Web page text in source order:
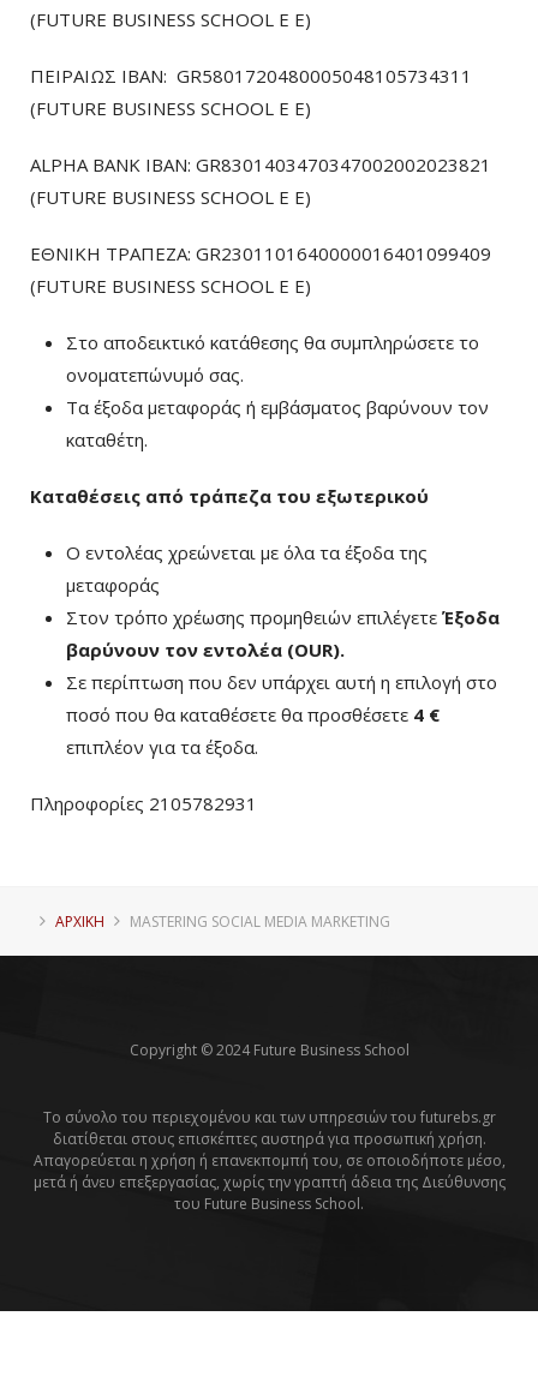
(FUTURE BUSINESS SCHOOL E E)
ΠΕΙΡΑΙΩΣ ΙΒΑΝ: GR5801720480005048105734311
(FUTURE BUSINESS SCHOOL E E)
ALPHA BANK IBAN: GR8301403470347002002023821
(FUTURE BUSINESS SCHOOL E E)
ΕΘΝΙΚΗ ΤΡΑΠΕΖΑ: GR2301101640000016401099409
(FUTURE BUSINESS SCHOOL E E)
Στο αποδεικτικό κατάθεσης θα συμπληρώσετε το
ονοματεπώνυμό σας.
Τα έξοδα μεταφοράς ή εμβάσματος βαρύνουν τον
καταθέτη.
Καταθέσεις από τράπεζα του εξωτερικού
Ο εντολέας χρεώνεται με όλα τα έξοδα της
μεταφοράς
Στον τρόπο χρέωσης προμηθειών επιλέγετε Έξοδα
βαρύνουν τον εντολέα (ΟUR).
Σε περίπτωση που δεν υπάρχει αυτή η επιλογή στο
ποσό που θα καταθέσετε θα προσθέσετε 4 €
επιπλέον για τα έξοδα.
Πληροφορίες 2105782931
ΑΡΧΙΚΗ MASTERING SOCIAL MEDIA MARKETING
Copyright © 2024 Future Business School
Το σύνολο του περιεχομένου και των υπηρεσιών του futurebs.gr
διατίθεται στους επισκέπτες αυστηρά για προσωπική χρήση.
Απαγορεύεται η χρήση ή επανεκπομπή του, σε οποιοδήποτε μέσο,
μετά ή άνευ επεξεργασίας, χωρίς την γραπτή άδεια της Διεύθυνσης
του Future Business School.